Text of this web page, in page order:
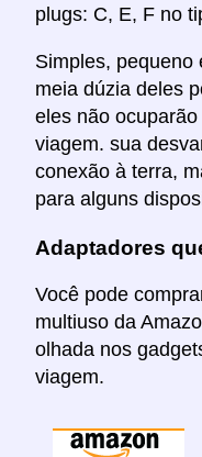
plugs: C, E, F no
Simples, pequeno
meia dúzia deles
eles não
viagem. sua
conexão à terra,
para alguns
Adaptadores
Você pode
multiuso da
olhada nos
viagem.